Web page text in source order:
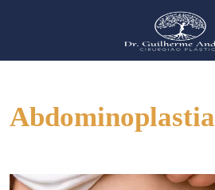
Abdominoplastia